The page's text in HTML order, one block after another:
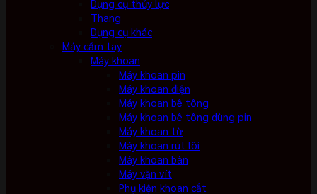
Dụng cụ thủy lực
Thang
Dụng cụ khác
Máy cầm tay
Máy khoan
Máy khoan pin
Máy khoan điện
Máy khoan bê tông
Máy khoan bê tông dùng pin
Máy khoan từ
Máy khoan rút lõi
Máy khoan bàn
Máy vặn vít
Phụ kiện khoan cắt